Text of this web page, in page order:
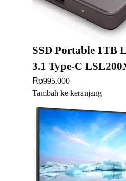
SSD Portable 1TB
3.1 Type-C
Rp995.000
Tambah ke keranjang